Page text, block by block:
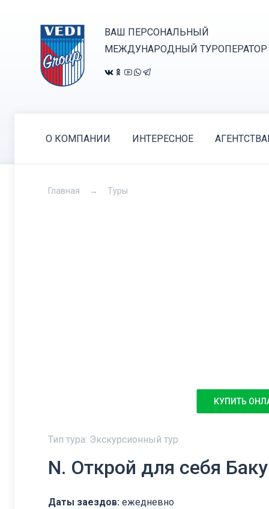
ВАШ ПЕРСОНАЛЬНЫЙ
МЕЖДУНАРОДНЫЙ ТУРОПЕРАТОР
О КОМПАНИИ ИНТЕРЕСНОЕ
Главная Туры
КУПИТЬ
Тип тура: Экскурсионный тур
N. Открой для себя Баку
Даты заездов: ежедневно